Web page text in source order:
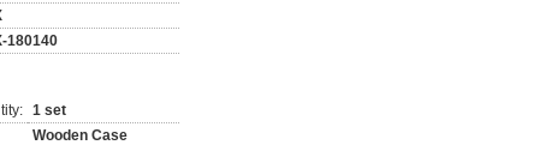
180140
1 set
Wooden Case